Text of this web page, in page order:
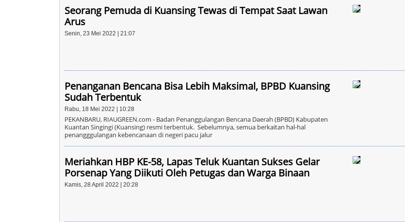
Seorang Pemuda di Kuansing Tewas di Tempat Saat Lawan
Arus
Senin, 23 Mei 2022 | 21:07
Penanganan Bencana Bisa Lebih Maksimal, BPBD Kuansing
Sudah Terbentuk
Rabu, 18 Mei 2022 | 10:28
PEKANBARU, RIAUGREEN.com - Badan Penanggulangan Bencana Daerah (BPBD) Kabupaten
Kuantan Singingi (Kuansing) resmi terbentuk. Sebelumnya, semua berkaitan hal-hal
penangggulangan kebencanaan di negeri pacu jalur
Meriahkan HBP KE-58, Lapas Teluk Kuantan Sukses Gelar
Porsenap Yang Diikuti Oleh Petugas dan Warga Binaan
Kamis, 28 April 2022 | 20:28